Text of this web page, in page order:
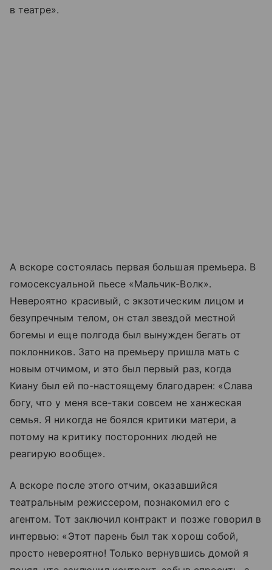
в театре».
А вскоре состоялась первая большая премьера. В
гомосексуальной пьесе «Мальчик-Волк».
Невероятно красивый, с экзотическим лицом и
безупречным телом, он стал звездой местной
богемы и еще полгода был вынужден бегать от
поклонников. Зато на премьеру пришла мать с
новым отчимом, и это был первый раз, когда
Киану был ей по-настоящему благодарен: «Слава
богу, что у меня все-таки совсем не ханжеская
семья. Я никогда не боялся критики матери, а
потому на критику посторонних людей не
реагирую вообще».
А вскоре после этого отчим, оказавшийся
театральным режиссером, познакомил его с
агентом. Тот заключил контракт и позже говорил в
интервью: «Этот парень был так хорош собой,
просто невероятно! Только вернувшись домой я